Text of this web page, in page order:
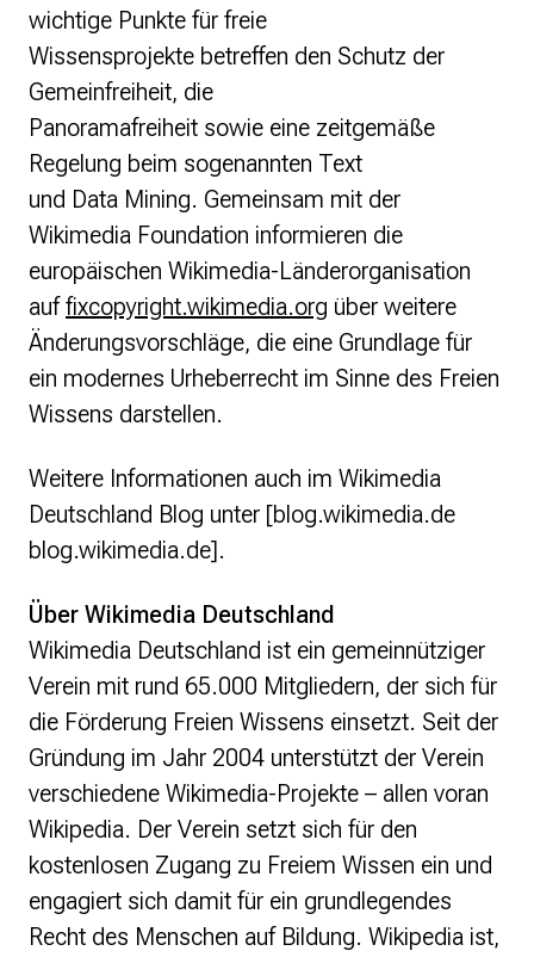
wichtige Punkte für freie
Wissensprojekte betreffen den Schutz der
Gemeinfreiheit, die
Panoramafreiheit sowie eine zeitgemäße
Regelung beim sogenannten Text
und Data Mining. Gemeinsam mit der
Wikimedia Foundation informieren die
europäischen Wikimedia-Länderorganisation
auffixcopyright.wikimedia.org über weitere
Änderungsvorschläge, die eine Grundlage für
ein modernes Urheberrecht im Sinne des Freien
Wissens darstellen.
Weitere Informationen auch im Wikimedia
Deutschland Blog unter [blog.wikimedia.de
blog.wikimedia.de].
Über Wikimedia Deutschland
Wikimedia Deutschland ist ein gemeinnütziger
Verein mit rund 65.000 Mitgliedern, der sich für
die Förderung Freien Wissens einsetzt. Seit der
Gründung im Jahr 2004 unterstützt der Verein
verschiedene Wikimedia-Projekte – allen voran
Wikipedia. Der Verein setzt sich für den
kostenlosen Zugang zu Freiem Wissen ein und
engagiert sich damit für ein grundlegendes
Recht des Menschen auf Bildung. Wikipedia ist,